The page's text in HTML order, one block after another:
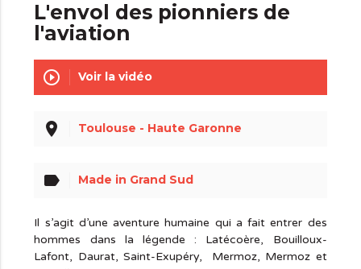
L'envol des pionniers de
l'aviation
play_circle_outline Voir la vidéo
place Toulouse - Haute Garonne
label Made in Grand Sud
Il s’agit d’une aventure humaine qui a fait entrer des
hommes dans la légende : Latécoère, Bouilloux-
Lafont, Daurat, Saint-Exupéry, Mermoz, Mermoz et